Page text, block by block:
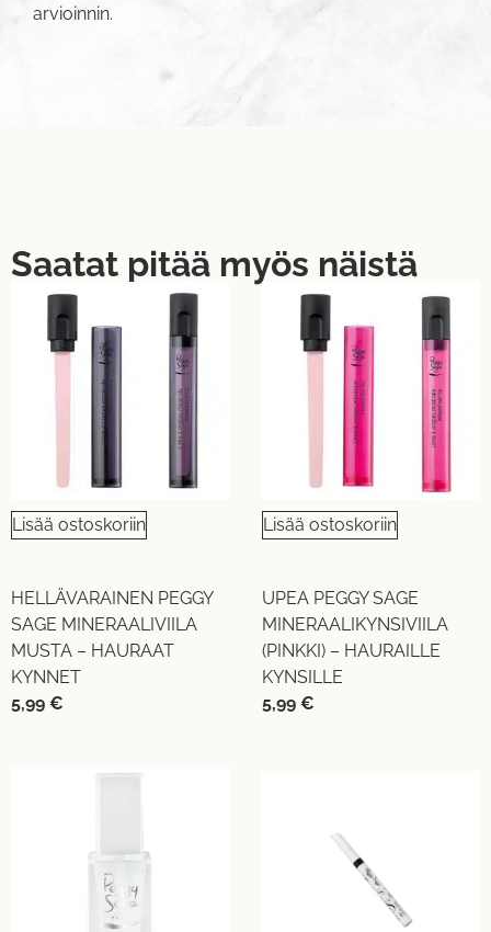
arvioinnin.
Saatat pitää myös näistä
Lisää ostoskoriin
HELLÄVARAINEN PEGGY
SAGE MINERAALIVIILA
MUSTA – HAURAAT
KYNNET
5,99 €
Lisää ostoskoriin
UPEA PEGGY SAGE
MINERAALIKYNSIVIILA
(PINKKI) – HAURAILLE
KYNSILLE
5,99 €